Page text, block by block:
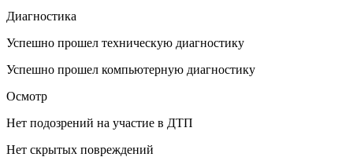
Диагностика
Успешно прошел техническую диагностику
Успешно прошел компьютерную диагностику
Осмотр
Нет подозрений на участие в ДТП
Нет скрытых повреждений